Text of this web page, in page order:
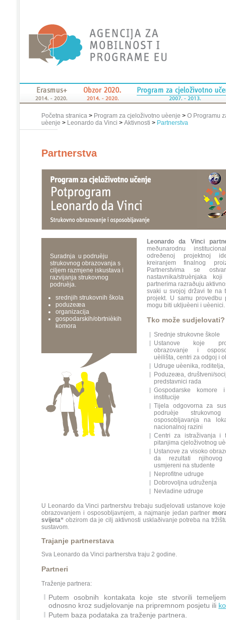
Početna stranica > Program za cjeloživotno uèenje > O Programu
uèenje > Leonardo da Vinci > Aktivnosti > Partnerstva
Partnerstva
Suradnja u podruèju
strukovnog obrazovanja s
ciljem razmjene iskustava i
razvijanja strukovnog
podruèja.
srednjih strukovnih škola
poduzeæa
organizacija
gospodarskih/obrtnièkih
komora
Leonardo da Vinci
meðunarodnu
odreðenoj projektnoj
kreiranjem finalnog
Partnerstvima se
nastavnika/struènjaka
partnerima razraðuju
svaki u svojoj državi te na
projekt. U samu provedbu
mogu biti ukljuèeni i uèenici.
Tko može sudjelovati?
Srednje strukovne škole
Ustanove koje
obrazovanje i
uèilišta, centri za odgoj i
Udruge uèenika,
Poduzeæa, društveni/
predstavnici rada
Gospodarske komore
institucije
Tijela odgovorna za
podruèje
osposobljavanja na
nacionalnoj razini
Centri za istraživanja i
pitanjima cjeloživotnog
Ustanove za visoko
da rezultati njihovog
usmjereni na studente
Neprofitne udruge
Dobrovoljna udruženja
Nevladine udruge
U Leonardo da Vinci partnerstvu trebaju sudjelovati ustanove
obrazovanjem i osposobljavnjem, a najmanje jedan partner
svijeta“ obzirom da je cilj aktivnosti usklaðivanje potreba na
sustavom.
Trajanje partnerstava
Sva Leonardo da Vinci partnerstva traju 2 godine.
Partneri
Traženje partnera:
Putem osobnih kontakata koje ste stvorili
odnosno kroz sudjelovanje na pripremnom posjetu ili
Putem baza podataka za traženje partnera.